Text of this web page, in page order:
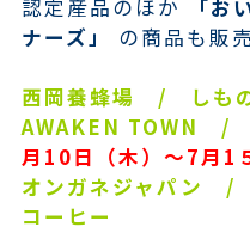
認定産品のほか
「お
ナーズ」 の商品も販
西岡養蜂場 / しもの
AWAKEN TOWN /
月10日（木）～7月1
オンガネジャパン /
コーヒー